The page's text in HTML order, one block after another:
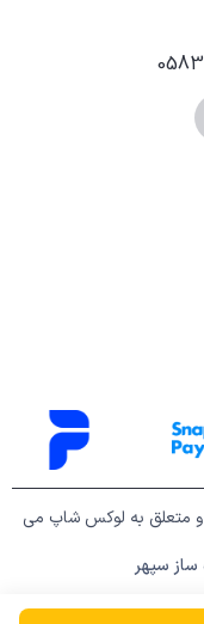
متعلق به لوکس شاپ می
ساز سپهر